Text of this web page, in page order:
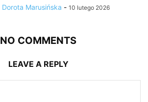
Dorota Marusińska - 10 lutego 2026
NO COMMENTS
LEAVE A REPLY